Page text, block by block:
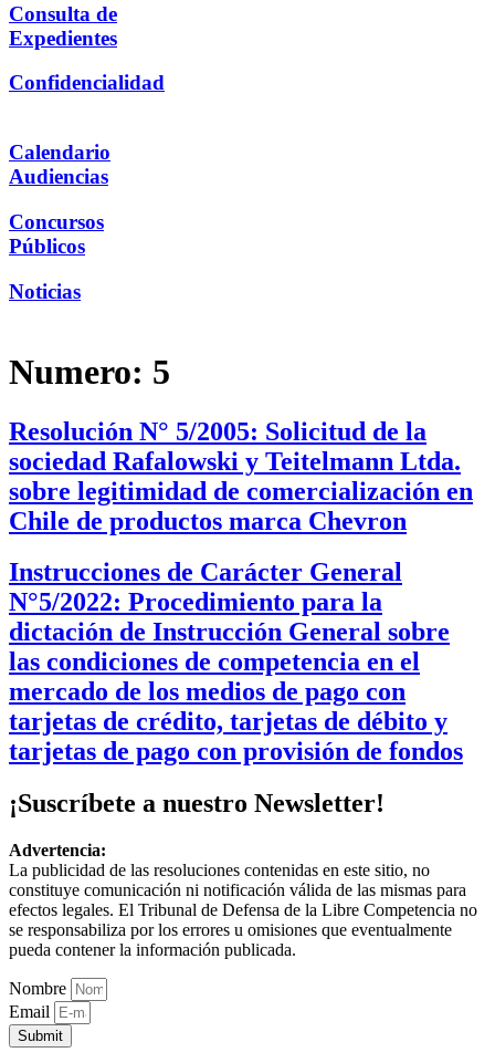
Consulta de
Expedientes
Confidencialidad
Calendario
Audiencias
Concursos
Públicos
Noticias
Numero: 5
Resolución N° 5/2005: Solicitud de la
sociedad Rafalowski y Teitelmann Ltda.
sobre legitimidad de comercialización en
Chile de productos marca Chevron
Instrucciones de Carácter General
N°5/2022: Procedimiento para la
dictación de Instrucción General sobre
las condiciones de competencia en el
mercado de los medios de pago con
tarjetas de crédito, tarjetas de débito y
tarjetas de pago con provisión de fondos
¡Suscríbete a nuestro Newsletter!
Advertencia:
La publicidad de las resoluciones contenidas en este sitio, no
constituye comunicación ni notificación válida de las mismas para
efectos legales. El Tribunal de Defensa de la Libre Competencia no
se responsabiliza por los errores u omisiones que eventualmente
pueda contener la información publicada.
Nombre
Email
Submit